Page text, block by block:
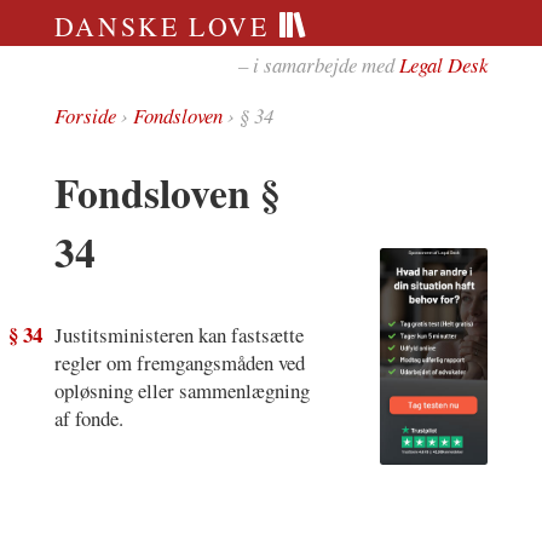
DANSKE LOVE
– i samarbejde medLegal Desk
Forside› Fondsloven› § 34
Fondsloven §
34
§ 34 Justitsministeren kan fastsætte
regler om fremgangsmåden ved
opløsning eller sammenlægning
af fonde.